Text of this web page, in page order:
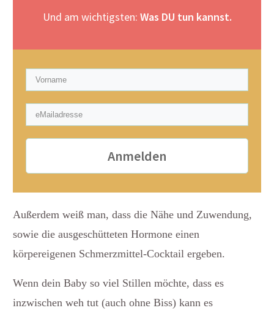
Und am wichtigsten: Was DU tun kannst.
Anmelden
Außerdem weiß man, dass die Nähe und Zuwendung,
sowie die ausgeschütteten Hormone einen
körpereigenen Schmerzmittel-Cocktail ergeben.
Wenn dein Baby so viel Stillen möchte, dass es
inzwischen weh tut (auch ohne Biss) kann es